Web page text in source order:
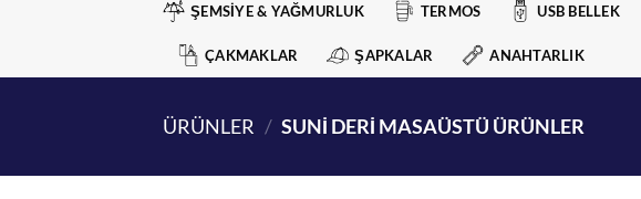
ŞEMSİYE & YAĞMURLUK TERMOS USB BELLEK
ÇAKMAKLAR ŞAPKALAR ANAHTARLIK
ÜRÜNLER / SUNİ DERİ MASAÜSTÜ ÜRÜNLER